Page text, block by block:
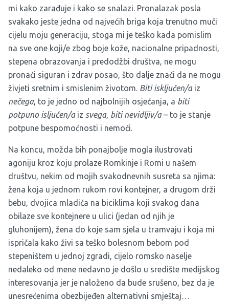
mi kako zarađuje i kako se snalazi. Pronalazak posla
svakako jeste jedna od najvećih briga koja trenutno muči
cijelu moju generaciju, stoga mi je teško kada pomislim
na sve one koji/e zbog boje kože, nacionalne pripadnosti,
stepena obrazovanja i predodžbi društva, ne mogu
pronaći siguran i zdrav posao, što dalje znači da ne mogu
živjeti sretnim i smislenim životom. Biti isključen/aiz
nečega, to je jedno od najbolnijih osjećanja, a biti
potpuno isljučen/aiz svega, biti nevidljiv/a– to je stanje
potpune bespomoćnosti i nemoći.
Na koncu, možda bih ponajbolje mogla ilustrovati
agoniju kroz koju prolaze Romkinje i Romi u našem
društvu, nekim od mojih svakodnevnih susreta sa njima:
žena koja u jednom rukom rovi kontejner, a drugom drži
bebu, dvojica mladića na biciklima koji svakog dana
obilaze sve kontejnere u ulici (jedan od njih je
gluhonijem), žena do koje sam sjela u tramvaju i koja mi
ispričala kako živi sa teško bolesnom bebom pod
stepeništem u jednoj zgradi, cijelo romsko naselje
nedaleko od mene nedavno je došlo u središte medijskog
interesovanja jer je naloženo da bude srušeno, bez da je
unesrećenima obezbijeđen alternativni smještaj…